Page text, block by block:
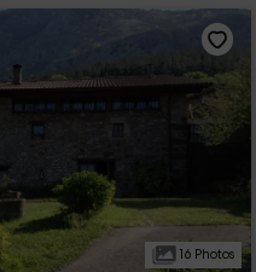
16 Photos